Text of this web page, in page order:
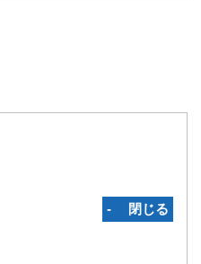
‐ 閉じる